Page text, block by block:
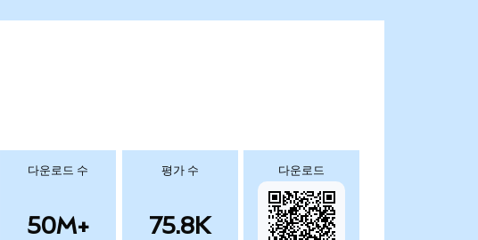
다운로드 수
50M+
평가 수
75.8K
다운로드